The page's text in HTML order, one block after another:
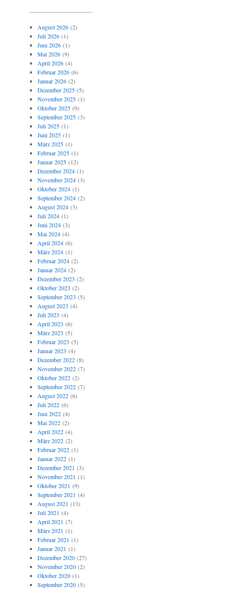
August 2026(2)
Juli 2026(1)
Juni 2026(1)
Mai 2026(9)
April 2026(4)
Februar 2026(6)
Januar 2026(2)
Dezember 2025(5)
November 2025(1)
Oktober 2025(9)
September 2025(3)
Juli 2025(1)
Juni 2025(1)
März 2025(1)
Februar 2025(1)
Januar 2025(12)
Dezember 2024(1)
November 2024(3)
Oktober 2024(1)
September 2024(2)
August 2024(3)
Juli 2024(1)
Juni 2024(3)
Mai 2024(4)
April 2024(6)
März 2024(1)
Februar 2024(2)
Januar 2024(2)
Dezember 2023 (2)
Oktober 2023 (2)
September 2023 (5)
August 2023 (4)
Juli 2023 (4)
April 2023 (6)
März 2023 (5)
Februar 2023 (5)
Januar 2023 (4)
Dezember 2022(8)
November 2022(7)
Oktober 2022(2)
September 2022(7)
August 2022(6)
Juli 2022(6)
Juni 2022(4)
Mai 2022(2)
April 2022(4)
März 2022(2)
Februar 2022(1)
Januar 2022(1)
Dezember 2021 (3)
November 2021 (1)
Oktober 2021 (9)
September 2021 (4)
August 2021 (13)
Juli 2021 (4)
April 2021 (7)
März 2021 (1)
Februar 2021 (1)
Januar 2021 (1)
Dezember 2020(27)
November 2020(2)
Oktober 2020(1)
September 2020(5)